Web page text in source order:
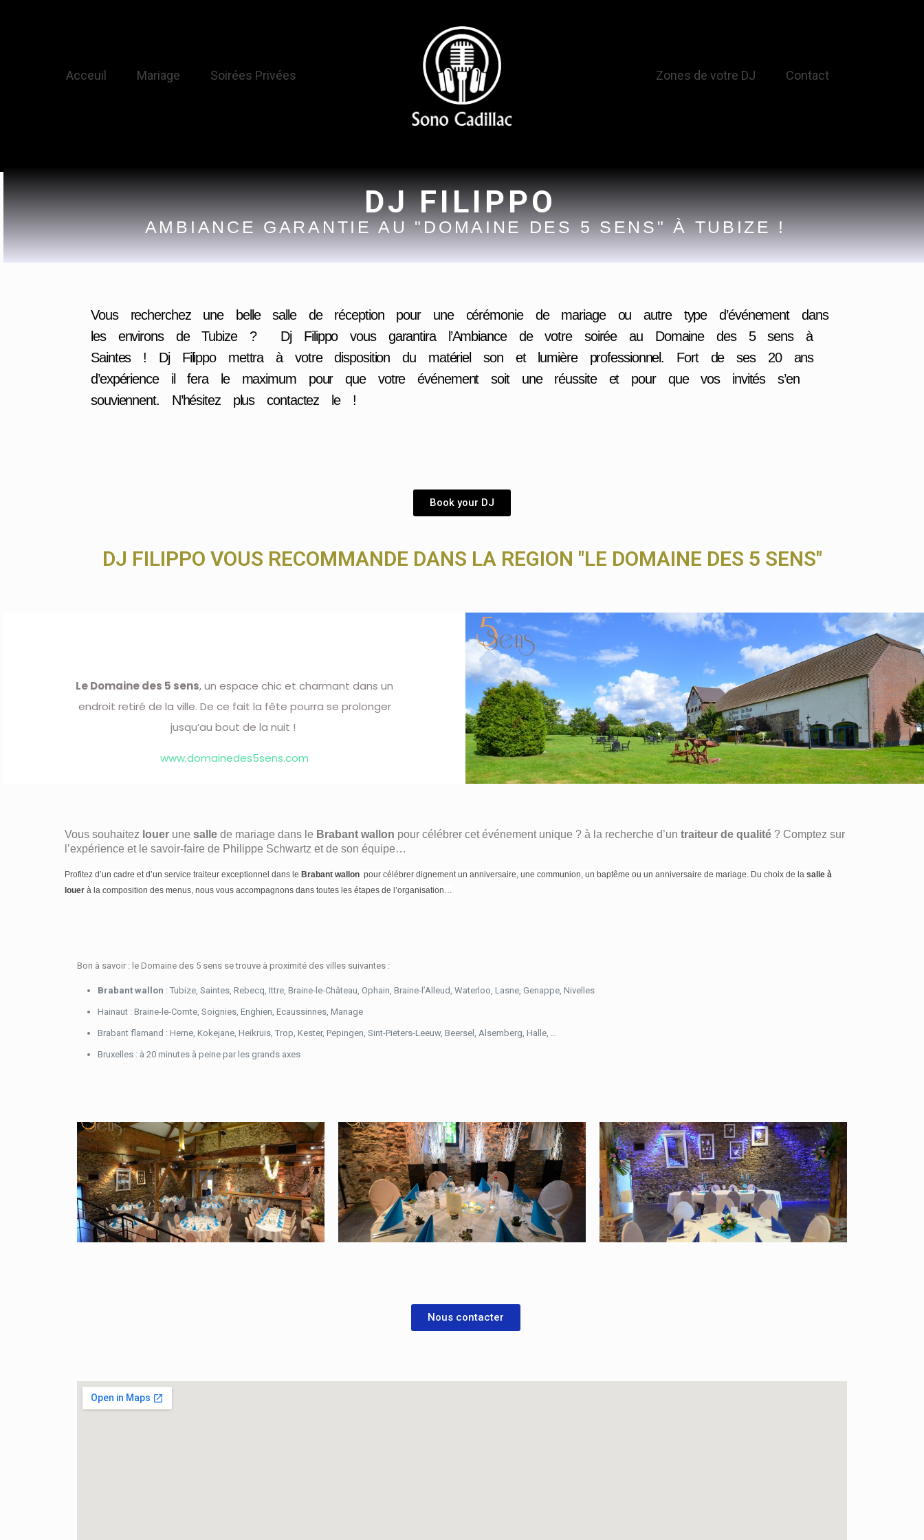
Acceuil Mariage Soirées Privées Zones de votre DJ Contact
DJ FILIPPO
AMBIANCE GARANTIE AU "DOMAINE DES 5 SENS" À TUBIZE !
Vous recherchez une belle salle de réception pour une cérémonie de mariage ou autre type d’événement dans
les environs de Tubize ? Dj Filippo vous garantira l’Ambiance de votre soirée au Domaine des 5 sens à
Saintes ! Dj Filippo mettra à votre disposition du matériel son et lumière professionnel. Fort de ses 20 ans
d’expérience il fera le maximum pour que votre événement soit une réussite et pour que vos invités s’en
souviennent. N’hésitez plus contactez le !
Book your DJ
DJ FILIPPO VOUS RECOMMANDE DANS LA REGION "LE DOMAINE DES 5 SENS"
Le Domaine des 5 sens, un espace chic et charmant dans un
endroit retiré de la ville. De ce fait la fête pourra se prolonger
jusqu’au bout de la nuit !
www.domainedes5sens.com
Vous souhaitez louer une salle de mariage dans le Brabant wallon pour célébrer cet événement unique ? à la recherche d’un traiteur de qualité ? Comptez sur
l’expérience et le savoir-faire de Philippe Schwartz et de son équipe…
Profitez d’un cadre et d’un service traiteur exceptionnel dans le Brabant wallon pour célébrer dignement un anniversaire, une communion, un baptême ou un anniversaire de mariage. Du choix de la salle à
louer à la composition des menus, nous vous accompagnons dans toutes les étapes de l’organisation…
Bon à savoir : le Domaine des 5 sens se trouve à proximité des villes suivantes :
Brabant wallon : Tubize, Saintes, Rebecq, Ittre, Braine-le-Château, Ophain, Braine-l’Alleud, Waterloo, Lasne, Genappe, Nivelles
Hainaut : Braine-le-Comte, Soignies, Enghien, Ecaussinnes, Manage
Brabant flamand : Herne, Kokejane, Heikruis, Trop, Kester, Pepingen, Sint-Pieters-Leeuw, Beersel, Alsemberg, Halle, …
Bruxelles : à 20 minutes à peine par les grands axes
Nous contacter